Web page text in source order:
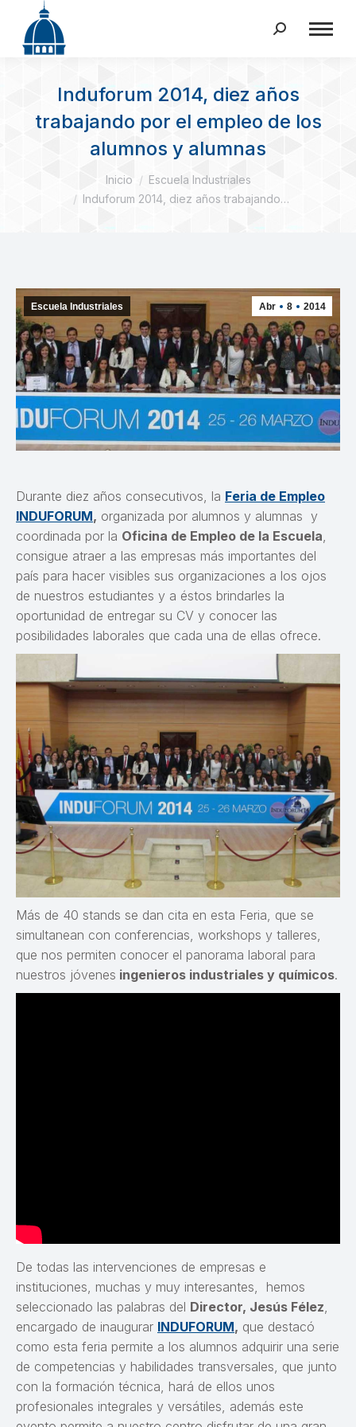
Buscar:
Induforum 2014, diez años
trabajando por el empleo de los
alumnos y alumnas
Inicio
Escuela Industriales
Induforum 2014, diez años trabajando…
Abr 8 2014
Escuela Industriales
Durante diez años consecutivos, la Feria de Empleo
INDUFORUM, organizada por alumnos y alumnas y
coordinada por la Oficina de Empleo de la Escuela,
consigue atraer a las empresas más importantes del
país para hacer visibles sus organizaciones a los ojos
de nuestros estudiantes y a éstos brindarles la
oportunidad de entregar su CV y conocer las
posibilidades laborales que cada una de ellas ofrece.
Más de 40 stands se dan cita en esta Feria, que se
simultanean con conferencias, workshops y talleres,
que nos permiten conocer el panorama laboral para
nuestros jóvenes ingenieros industriales y químicos.
De todas las intervenciones de empresas e
instituciones, muchas y muy interesantes, hemos
seleccionado las palabras del Director, Jesús Félez,
encargado de inaugurar INDUFORUM, que destacó
como esta feria permite a los alumnos adquirir una serie
de competencias y habilidades transversales, que junto
con la formación técnica, hará de ellos unos
profesionales integrales y versátiles, además este